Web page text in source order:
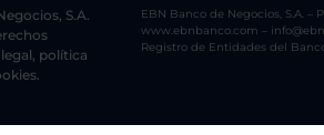
S.A.
política
EBN Banco de Negocios, S.A. –
www.ebnbanco.com –
Registro de Entidades del